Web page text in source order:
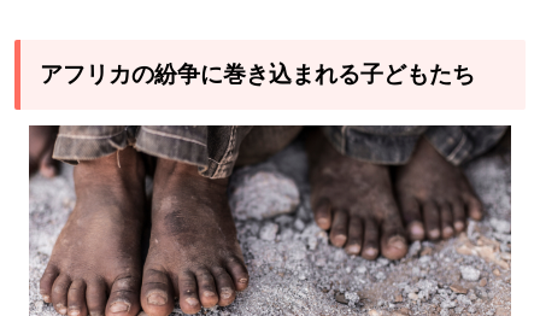
安な
しを
送る
3
アフ
リカ
の紛
アフリカの紛争に巻き込まれる子どもたち